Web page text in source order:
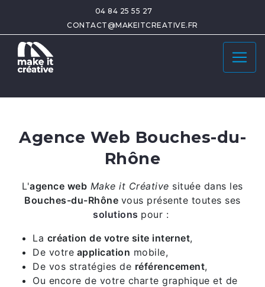
04 84 25 55 27
CONTACT@MAKEITCREATIVE.FR
Agence Web Bouches-du-
Rhône
L'agence web Make it Créative située dans les
Bouches-du-Rhône vous présente toutes ses
solutions pour :
La création de votre site internet,
De votre application mobile,
De vos stratégies de référencement,
Ou encore de votre charte graphique et de